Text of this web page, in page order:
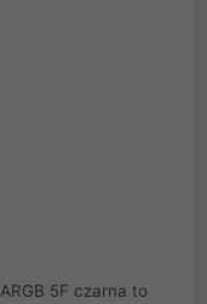
możliwe jest
też naprawdę
i długie karty
5F czarna to